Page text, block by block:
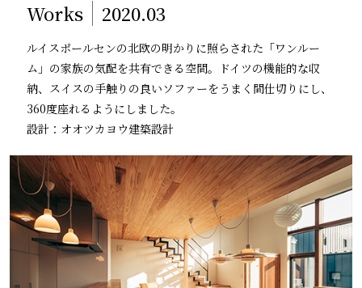
Works 2020.03
ルイスポールセンの北欧の明かりに照らされた「ワンルー
ム」の家族の気配を共有できる空間。ドイツの機能的な収
納、スイスの手触りの良いソファーをうまく間仕切りにし、
360度座れるようにしました。
設計：オオツカヨウ建築設計